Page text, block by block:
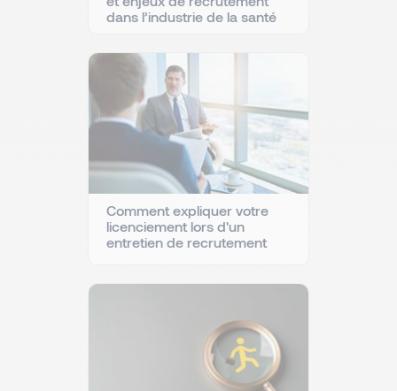
dans l’industrie de la santé
Comment expliquer votre
licenciement lors d'un
entretien de recrutement